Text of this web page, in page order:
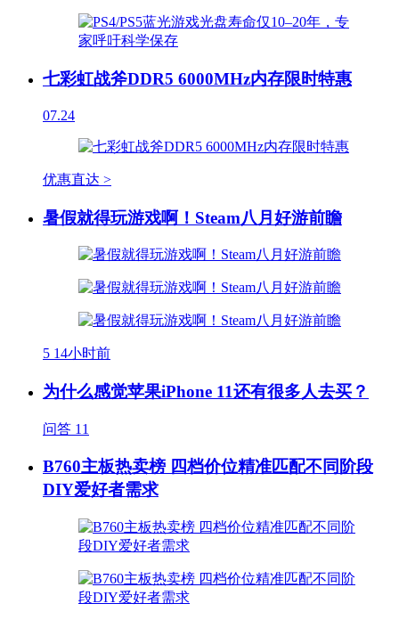
七彩虹战斧DDR5 6000MHz内存限时特惠
07.24
优惠直达 >
暑假就得玩游戏啊！Steam八月好游前瞻
5 14小时前
为什么感觉苹果iPhone 11还有很多人去买？
问答 11
B760主板热卖榜 四档价位精准匹配不同阶段
DIY爱好者需求